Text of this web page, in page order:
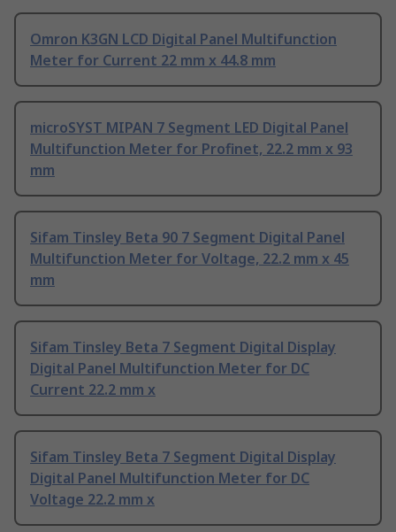
Omron K3GN LCD Digital Panel Multifunction
Meter for Current 22 mm x 44.8 mm
microSYST MIPAN 7 Segment LED Digital Panel
Multifunction Meter for Profinet, 22.2 mm x 93
mm
Sifam Tinsley Beta 90 7 Segment Digital Panel
Multifunction Meter for Voltage, 22.2 mm x 45
mm
Sifam Tinsley Beta 7 Segment Digital Display
Digital Panel Multifunction Meter for DC
Current 22.2 mm x
Sifam Tinsley Beta 7 Segment Digital Display
Digital Panel Multifunction Meter for DC
Voltage 22.2 mm x